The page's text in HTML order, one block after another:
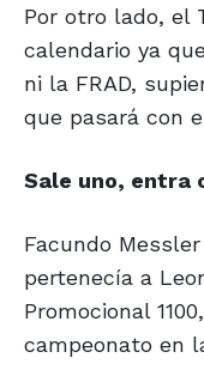
Por otro lado, el
calendario ya
ni la FRAD,
que pasará con
Sale uno, entra
Facundo
pertenecía a
Promocional
campeonato en